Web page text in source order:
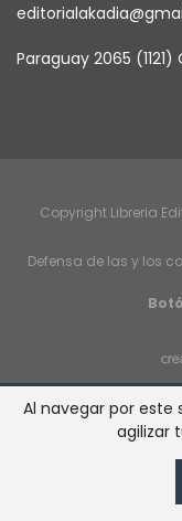
Al navegar por este
agilizar
Paraguay 2065
Copyright Libreria
Defensa de las y los